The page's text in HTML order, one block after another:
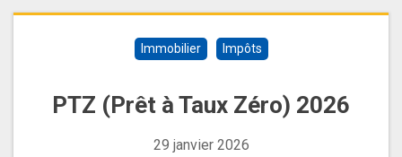
Immobilier Impôts
PTZ (Prêt à Taux Zéro) 2026
29 janvier 2026